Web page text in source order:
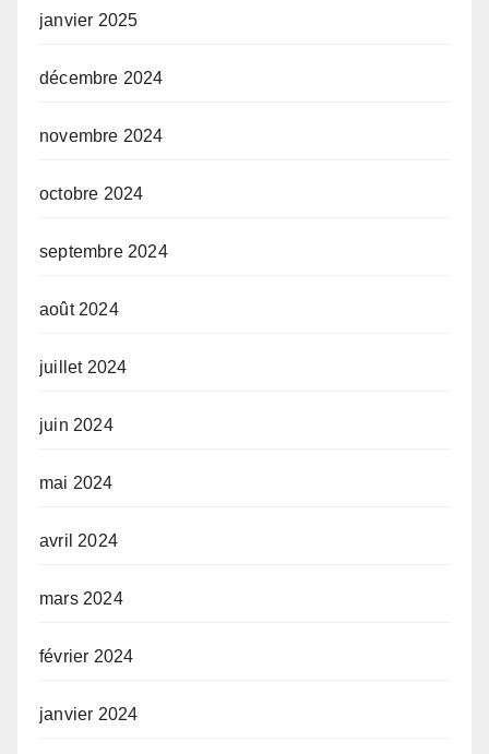
janvier 2025
décembre 2024
novembre 2024
octobre 2024
septembre 2024
août 2024
juillet 2024
juin 2024
mai 2024
avril 2024
mars 2024
février 2024
janvier 2024